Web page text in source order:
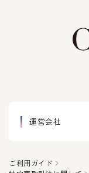
運営会社
ご利用ガイド